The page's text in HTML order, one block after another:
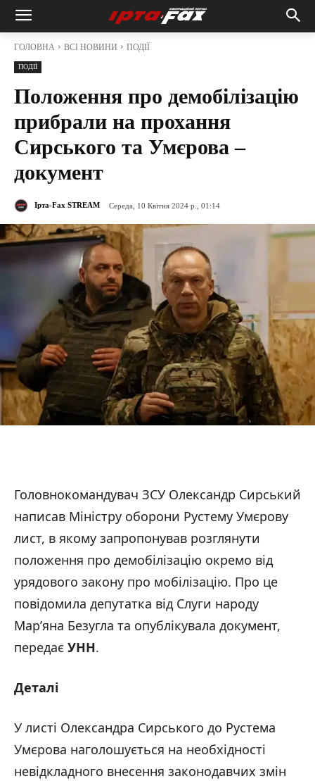
ГОЛОВНА ВСІ НОВИНИ ПОДІЇ
ПОДІЇ
Положення про демобілізацію
прибрали на прохання
Сирського та Умєрова –
документ
Ірта-Fax STREAM Середа, 10 Квітня 2024 р., 01:14
Головнокомандувач ЗСУ Олександр Сирський
написав Міністру оборони Рустему Умєрову
лист, в якому запропонував розглянути
положення про демобілізацію окремо від
урядового закону про мобілізацію. Про це
повідомила депутатка від Слуги народу
Мар’яна Безугла та опублікувала документ,
передає УНН.
Деталі
У листі Олександра Сирського до Рустема
Умєрова наголошується на необхідності
невідкладного внесення законодавчих змін